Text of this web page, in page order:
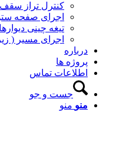
کنترل تراز
اجرای صفحه
تیغه چینی
اجرای مسیر (
درباره
پروژه ها
اطلاعات تماس
جست و جو
منو منو